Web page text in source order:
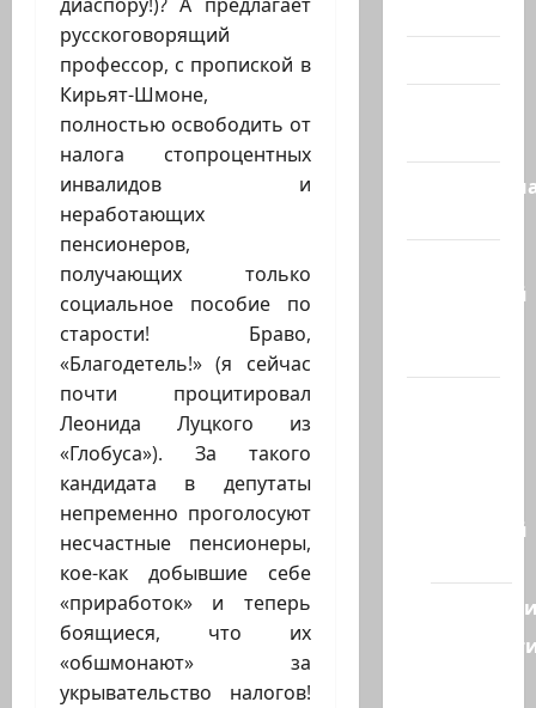
русскоговорящий
профессор, с пропиской в
Кирьят-Шмоне,
полностью освободить от
налога стопроцентных
инвалидов и
неработающих
пенсионеров,
получающих только
социальное пособие по
старости! Браво,
«Благодетель!» (я сейчас
почти процитировал
Леонида Луцкого из
«Глобуса»). За такого
кандидата в депутаты
непременно проголосуют
несчастные пенсионеры,
кое-как добывшие себе
«приработок» и теперь
боящиеся, что их
«обшмонают» за
укрывательство налогов!
Котлярский
Ближний